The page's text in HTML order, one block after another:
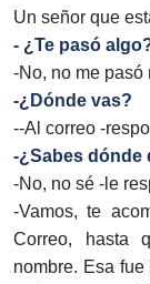
Un señor que
- ¿Te pasó
-No, no me pasó
-¿Dónde vas?
--Al correo -
-¿Sabes dónde
-No, no sé -le
-Vamos, te
Correo, hasta
nombre. Esa